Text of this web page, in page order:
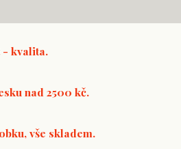
- kvalita.
nad 2500 kč.
vše skladem.